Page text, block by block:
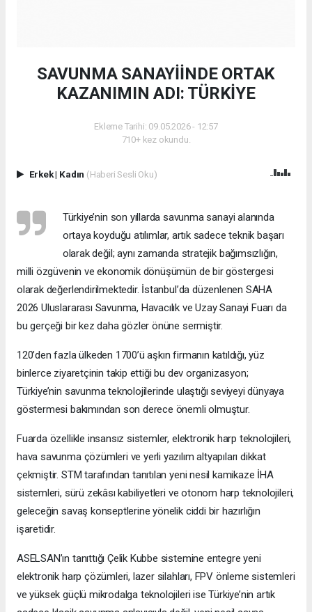
SAVUNMA SANAYİİNDE ORTAK
KAZANIMIN ADI: TÜRKİYE
Ekleme Tarihi: 09.05.2026 - 12:57
710+ kez okundu.
Erkek| Kadın (Haberi Sesli Oku)
Türkiye’nin son yıllarda savunma sanayi alanında
ortaya koyduğu atılımlar, artık sadece teknik başarı
olarak değil; aynı zamanda stratejik bağımsızlığın,
milli özgüvenin ve ekonomik dönüşümün de bir göstergesi
olarak değerlendirilmektedir. İstanbul’da düzenlenen SAHA
2026 Uluslararası Savunma, Havacılık ve Uzay Sanayi Fuarı da
bu gerçeği bir kez daha gözler önüne sermiştir.
120’den fazla ülkeden 1700’ü aşkın firmanın katıldığı, yüz
binlerce ziyaretçinin takip ettiği bu dev organizasyon;
Türkiye’nin savunma teknolojilerinde ulaştığı seviyeyi dünyaya
göstermesi bakımından son derece önemli olmuştur.
Fuarda özellikle insansız sistemler, elektronik harp teknolojileri,
hava savunma çözümleri ve yerli yazılım altyapıları dikkat
çekmiştir. STM tarafından tanıtılan yeni nesil kamikaze İHA
sistemleri, sürü zekâsı kabiliyetleri ve otonom harp teknolojileri,
geleceğin savaş konseptlerine yönelik ciddi bir hazırlığın
işaretidir.
ASELSAN’ın tanıttığı Çelik Kubbe sistemine entegre yeni
elektronik harp çözümleri, lazer silahları, FPV önleme sistemleri
ve yüksek güçlü mikrodalga teknolojileri ise Türkiye’nin artık